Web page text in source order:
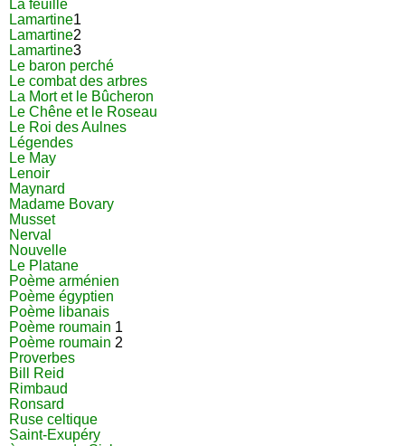
La feuille
Lamartine1
Lamartine2
Lamartine3
Le baron perché
Le combat des arbres
La Mort et le Bûcheron
Le Chêne et le Roseau
Le Roi des Aulnes
Légendes
Le May
Lenoir
Maynard
Madame Bovary
Musset
Nerval
Nouvelle
Le Platane
Poème arménien
Poème égyptien
Poème libanais
Poème roumain 1
Poème roumain 2
Proverbes
Bill Reid
Rimbaud
Ronsard
Ruse celtique
Saint-Exupéry